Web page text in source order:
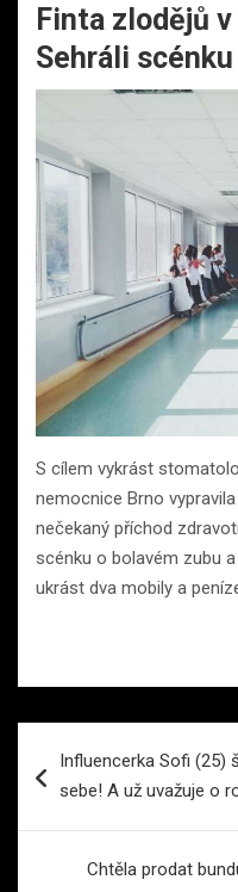
Finta zlodějů
Sehráli
S cílem vykrást
nemocnice Brno
nečekaný příchod
scénku o bolavém zubu
ukrást dva mobily a
proInfluencerka Sofi (25)
sebe! A už uvažuje o
Chtěla prodat